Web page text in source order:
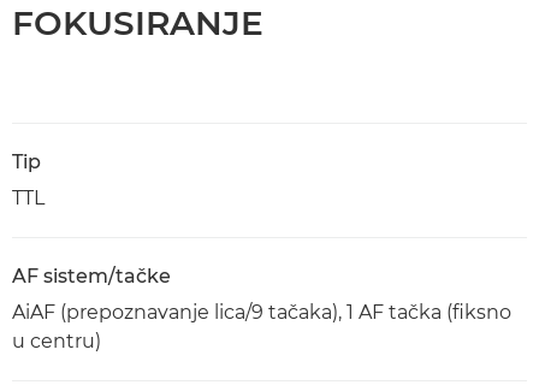
FOKUSIRANJE
Tip
TTL
AF sistem/tačke
AiAF (prepoznavanje lica/9 tačaka), 1 AF tačka (fiksno
u centru)